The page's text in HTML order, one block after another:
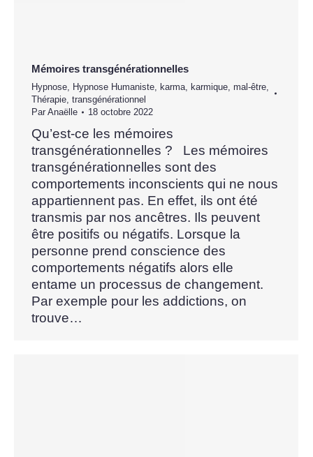
Mémoires transgénérationnelles
Hypnose Hypnose Humaniste karma karmique mal-être
Thérapie transgénérationnel
Par Anaëlle 18 octobre 2022
Qu’est-ce les mémoires
transgénérationnelles ? Les mémoires
transgénérationnelles sont des
comportements inconscients qui ne nous
appartiennent pas. En effet, ils ont été
transmis par nos ancêtres. Ils peuvent
être positifs ou négatifs. Lorsque la
personne prend conscience des
comportements négatifs alors elle
entame un processus de changement.
Par exemple pour les addictions, on
trouve…